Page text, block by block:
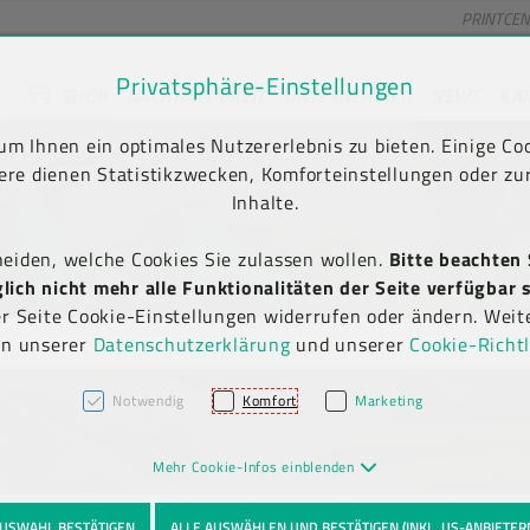
springen [AK + 2]
[AK + 5]
NACHHALTIGKEIT UNTERNEHMEN
Kauf auf Rechnung
(B2B)
Newsletter-Anmeldung
Privatsphäre-Einstellungen
Ihnen ein optimales Nutzererlebnis zu bieten. Einige
dienen Statistikzwecken, Komforteinstellungen oder
Inhalte.
welche Cookies Sie zulassen wollen. Bitte
nicht mehr alle Funktionalitäten der Seite verfügbar
Seite Cookie-Einstellungen widerrufen oder ändern.
unserer Datenschutzerklärung und unserer Cookie-
Notwendig Komfort Marketing
Mehr Cookie-Infos einblenden